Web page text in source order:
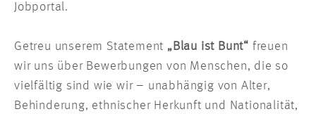
Jobportal.
Getreu unserem Statement „Blau ist Bunt“ freuen
wir uns über Bewerbungen von Menschen, die so
vielfältig sind wie wir – unabhängig von Alter,
Behinderung, ethnischer Herkunft und Nationalität,